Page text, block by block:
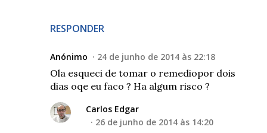
RESPONDER
Anónimo 24 de junho de 2014 às 22:18
Ola esqueci de tomar o remediopor dois
dias oqe eu faco ? Ha algum risco ?
Carlos Edgar
26 de junho de 2014 às 14:20